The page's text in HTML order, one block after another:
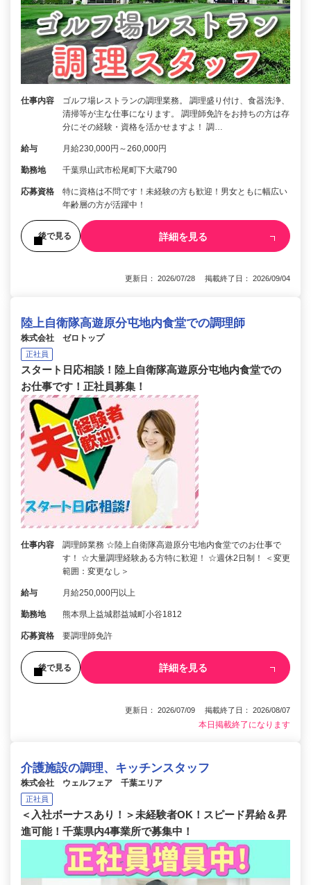
仕事内容
ゴルフ場レストランの調理業務。 調理盛り付け、食器洗浄、
清掃等が主な仕事になります。 調理師免許をお持ちの方は存
分にその経験・資格を活かせますよ！ 調…
給与 月給230,000円～260,000円
勤務地 千葉県山武市松尾町下大蔵790
応募資格
特に資格は不問です！未経験の方も歓迎！男女ともに幅広い
年齢層の方が活躍中！
後で見る 詳細を見る
更新日： 2026/07/28 掲載終了日： 2026/09/04
陸上自衛隊高遊原分屯地内食堂での調理師
株式会社 ゼロトップ
正社員
スタート日応相談！陸上自衛隊高遊原分屯地内食堂での
お仕事です！正社員募集！
仕事内容
調理師業務 ☆陸上自衛隊高遊原分屯地内食堂でのお仕事で
す！ ☆大量調理経験ある方特に歓迎！ ☆週休2日制！ ＜変更
範囲：変更なし＞
給与 月給250,000円以上
勤務地 熊本県上益城郡益城町小谷1812
応募資格 要調理師免許
後で見る 詳細を見る
更新日： 2026/07/09 掲載終了日： 2026/08/07
本日掲載終了になります
介護施設の調理、キッチンスタッフ
株式会社 ウェルフェア 千葉エリア
正社員
＜入社ボーナスあり！＞未経験者OK！スピード昇給＆昇
進可能！千葉県内4事業所で募集中！